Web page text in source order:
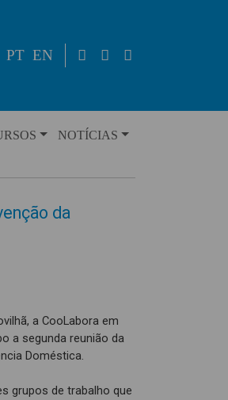
PT EN
NOTÍCIAS
da
a CooLabora em
a segunda reunião da
Doméstica.
grupos de trabalho que